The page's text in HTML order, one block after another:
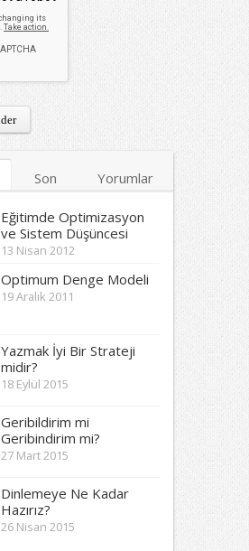
Son
Yorumlar
Eğitimde Optimizasyon
ve Sistem Düşüncesi
13 Nisan 2012
Optimum Denge Modeli
19 Aralık 2011
Yazmak İyi Bir Strateji
midir?
18 Eylül 2015
Geribildirim mi
Geribindirim mi?
27 Mart 2015
Dinlemeye Ne Kadar
Hazırız?
26 Nisan 2015